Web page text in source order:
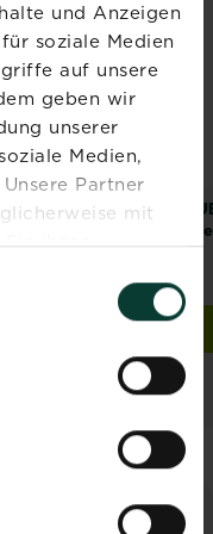
und Anzeigen
soziale Medien
auf unsere
geben wir
unserer
Medien,
Partner
mit
ihnen
haben.
Naturen
NEUES DESIGN